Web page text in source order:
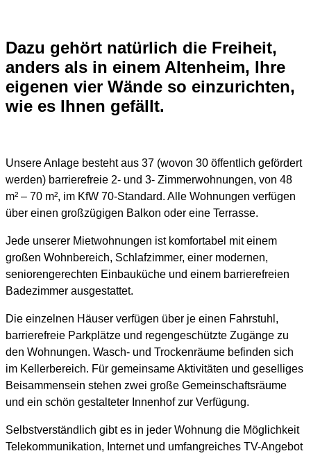
Dazu gehört natürlich die Freiheit,
anders als in einem Altenheim, Ihre
eigenen vier Wände so einzurichten,
wie es Ihnen gefällt.
Unsere Anlage besteht aus 37 (wovon 30 öffentlich gefördert
werden) barrierefreie 2- und 3- Zimmerwohnungen, von 48
m² – 70 m², im KfW 70-Standard. Alle Wohnungen verfügen
über einen großzügigen Balkon oder eine Terrasse.
Jede unserer Mietwohnungen ist komfortabel mit einem
großen Wohnbereich, Schlafzimmer, einer modernen,
seniorengerechten Einbauküche und einem barrierefreien
Badezimmer ausgestattet.
Die einzelnen Häuser verfügen über je einen Fahrstuhl,
barrierefreie Parkplätze und regengeschützte Zugänge zu
den Wohnungen. Wasch- und Trockenräume befinden sich
im Kellerbereich. Für gemeinsame Aktivitäten und geselliges
Beisammensein stehen zwei große Gemeinschaftsräume
und ein schön gestalteter Innenhof zur Verfügung.
Selbstverständlich gibt es in jeder Wohnung die Möglichkeit
Telekommunikation, Internet und umfangreiches TV-Angebot